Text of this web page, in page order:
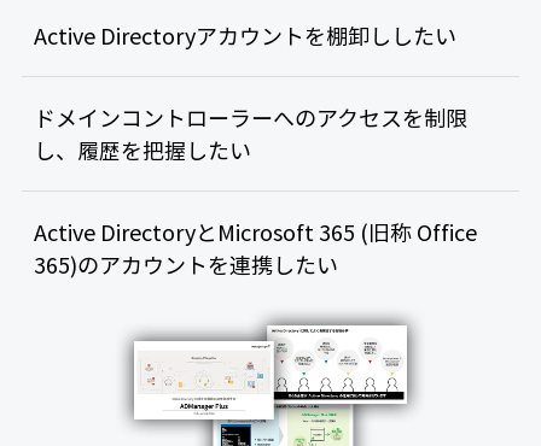
Active Directoryアカウントを棚卸ししたい
ドメインコントローラーへのアクセスを制限
し、履歴を把握したい
Active DirectoryとMicrosoft 365 (旧称 Office
365)のアカウントを連携したい